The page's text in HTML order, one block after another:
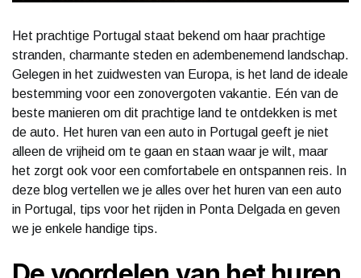
Het prachtige Portugal staat bekend om haar prachtige
stranden, charmante steden en adembenemend landschap.
Gelegen in het zuidwesten van Europa, is het land de ideale
bestemming voor een zonovergoten vakantie. Eén van de
beste manieren om dit prachtige land te ontdekken is met
de auto. Het huren van een auto in Portugal geeft je niet
alleen de vrijheid om te gaan en staan waar je wilt, maar
het zorgt ook voor een comfortabele en ontspannen reis. In
deze blog vertellen we je alles over het huren van een auto
in Portugal, tips voor het rijden in Ponta Delgada en geven
we je enkele handige tips.